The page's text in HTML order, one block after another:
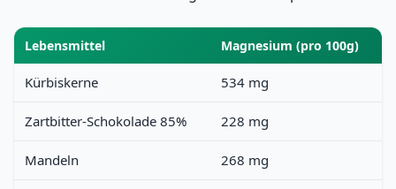
Lebensmittel Magnesium (pro 100g)
Kürbiskerne 534 mg
Zartbitter-Schokolade 85% 228 mg
Mandeln 268 mg